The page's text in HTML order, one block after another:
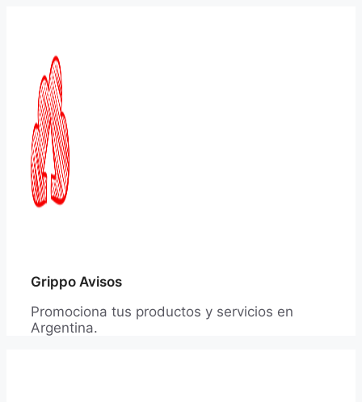
Grippo Avisos
Promociona tus productos y servicios en
Argentina.